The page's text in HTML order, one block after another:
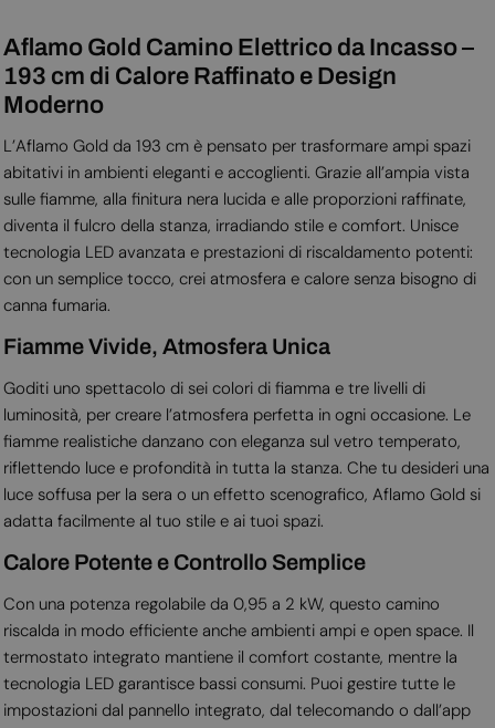
Aflamo Gold Camino Elettrico da Incasso –
193 cm di Calore Raffinato e Design
Moderno
L’Aflamo Gold da 193 cm è pensato per trasformare ampi spazi
abitativi in ambienti eleganti e accoglienti. Grazie all’ampia vista
sulle fiamme, alla finitura nera lucida e alle proporzioni raffinate,
diventa il fulcro della stanza, irradiando stile e comfort. Unisce
tecnologia LED avanzata e prestazioni di riscaldamento potenti:
con un semplice tocco, crei atmosfera e calore senza bisogno di
canna fumaria.
Fiamme Vivide, Atmosfera Unica
Goditi uno spettacolo di sei colori di fiamma e tre livelli di
luminosità, per creare l’atmosfera perfetta in ogni occasione. Le
fiamme realistiche danzano con eleganza sul vetro temperato,
riflettendo luce e profondità in tutta la stanza. Che tu desideri una
luce soffusa per la sera o un effetto scenografico, Aflamo Gold si
adatta facilmente al tuo stile e ai tuoi spazi.
Calore Potente e Controllo Semplice
Con una potenza regolabile da 0,95 a 2 kW, questo camino
riscalda in modo efficiente anche ambienti ampi e open space. Il
termostato integrato mantiene il comfort costante, mentre la
tecnologia LED garantisce bassi consumi. Puoi gestire tutte le
impostazioni dal pannello integrato, dal telecomando o dall’app